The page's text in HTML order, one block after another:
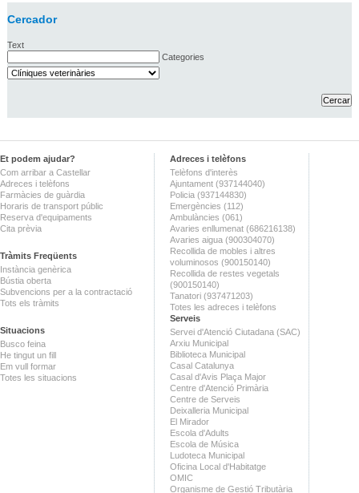
Cercador
Text
Categories
Et podem ajudar?
Com arribar a Castellar
Adreces i telèfons
Farmàcies de guàrdia
Horaris de transport públic
Reserva d'equipaments
Cita prèvia
Tràmits Freqüents
Instància genèrica
Bústia oberta
Subvencions per a la contractació
Tots els tràmits
Situacions
Busco feina
He tingut un fill
Em vull formar
Totes les situacions
Adreces i telèfons
Telèfons d'interès
Ajuntament (937144040)
Policia (937144830)
Emergències (112)
Ambulàncies (061)
Avaries enllumenat (686216138)
Avaries aigua (900304070)
Recollida de mobles i altres
voluminosos (900150140)
Recollida de restes vegetals
(900150140)
Tanatori (937471203)
Totes les adreces i telèfons
Serveis
Servei d'Atenció Ciutadana (SAC)
Arxiu Municipal
Biblioteca Municipal
Casal Catalunya
Casal d'Avis Plaça Major
Centre d'Atenció Primària
Centre de Serveis
Deixalleria Municipal
El Mirador
Escola d'Adults
Escola de Música
Ludoteca Municipal
Oficina Local d'Habitatge
OMIC
Organisme de Gestió Tributària